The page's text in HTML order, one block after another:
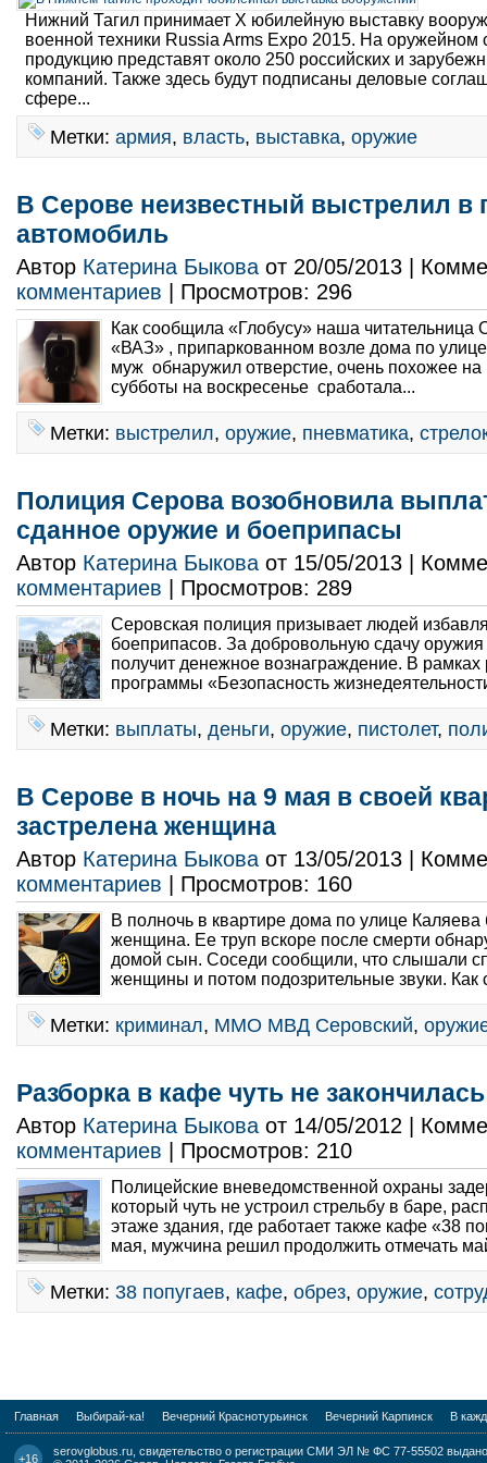
Нижний Тагил принимает X юбилейную выставку
военной техники Russia Arms Expo 2015. На оружейном
продукцию представят около 250 российских и
компаний. Также здесь будут подписаны деловые
сфере...
Метки: армия, власть, выставка, оружие
В Серове неизвестный выстрелил в
автомобиль
Автор Катерина Быкова от 20/05/2013 |
комментариев | Просмотров: 296
Как сообщила «Глобусу» наша
«ВАЗ» , припаркованном возле дома по
муж обнаружил отверстие, очень похожее
субботы на воскресенье сработала...
Метки: выстрелил, оружие, пневматика,
Полиция Серова возобновила
сданное оружие и боеприпасы
Автор Катерина Быкова от 15/05/2013 |
комментариев | Просмотров: 289
Серовская полиция призывает людей
боеприпасов. За добровольную сдачу оружия
получит денежное вознаграждение. В рамках
программы «Безопасность
Метки: выплаты, деньги, оружие, пистолет,
В Серове в ночь на 9 мая в своей
застрелена женщина
Автор Катерина Быкова от 13/05/2013 |
комментариев | Просмотров: 160
В полночь в квартире дома по улице
женщина. Ее труп вскоре после смерти
домой сын. Соседи сообщили, что слышали
женщины и потом подозрительные звуки. Как
Метки: криминал, ММО МВД Серовский,
Разборка в кафе чуть не
Автор Катерина Быкова от 14/05/2012 |
комментариев | Просмотров: 210
Полицейские вневедомственной охраны
который чуть не устроил стрельбу в баре,
этаже здания, где работает также кафе «38
мая, мужчина решил продолжить отмечать
Метки: 38 попугаев, кафе, обрез, оружие,
Главная Выбирай-ка! Вечерний Краснотурьинск Вечерний Карпинск В
+16
serovglobus.ru, свидетельство о регистрации СМИ ЭЛ № ФС 77-55502